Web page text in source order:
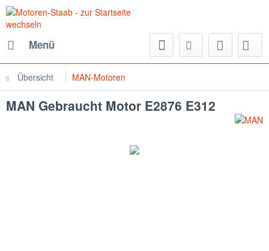
Menü
Übersicht MAN-Motoren
MAN Gebraucht Motor E2876 E312